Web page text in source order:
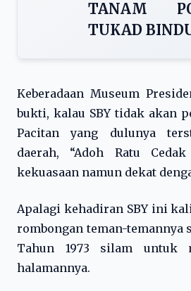
TANAM
TUKAD
Keberadaan Museum
bukti, kalau SBY tidak akan
Pacitan yang dulunya
daerah, “Adoh Ratu
kekuasaan namun dekat
Apalagi kehadiran SBY ini
rombongan teman-temannya
Tahun 1973 silam untuk
halamannya.